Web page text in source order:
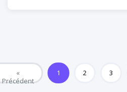
«
Précédent
1 2 3